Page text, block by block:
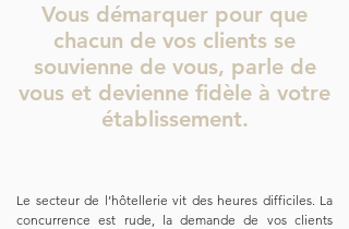
Vous démarquer pour que
chacun de vos clients se
souvienne de vous, parle de
vous et devienne fidèle à votre
établissement.
Le secteur de l’hôtellerie vit des heures difficiles. La
concurrence est rude, la demande de vos clients